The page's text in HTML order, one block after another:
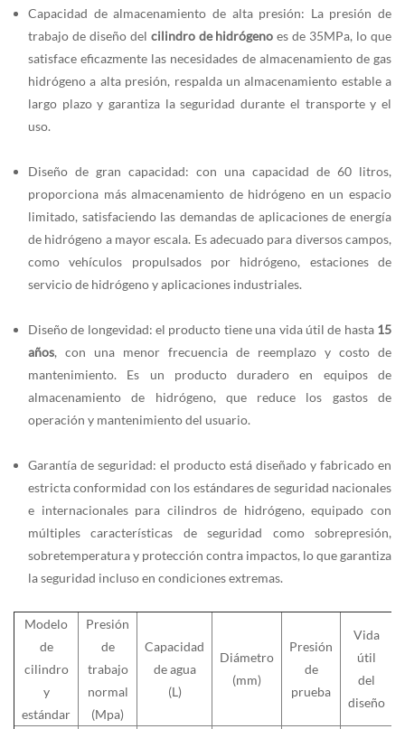
Capacidad de almacenamiento de alta presión: La presión de
trabajo de diseño del cilindro de hidrógeno es de 35MPa, lo que
satisface eficazmente las necesidades de almacenamiento de gas
hidrógeno a alta presión, respalda un almacenamiento estable a
largo plazo y garantiza la seguridad durante el transporte y el
uso.
Diseño de gran capacidad: con una capacidad de 60 litros,
proporciona más almacenamiento de hidrógeno en un espacio
limitado, satisfaciendo las demandas de aplicaciones de energía
de hidrógeno a mayor escala. Es adecuado para diversos campos,
como vehículos propulsados por hidrógeno, estaciones de
servicio de hidrógeno y aplicaciones industriales.
Diseño de longevidad: el producto tiene una vida útil de hasta 15
años, con una menor frecuencia de reemplazo y costo de
mantenimiento. Es un producto duradero en equipos de
almacenamiento de hidrógeno, que reduce los gastos de
operación y mantenimiento del usuario.
Garantía de seguridad: el producto está diseñado y fabricado en
estricta conformidad con los estándares de seguridad nacionales
e internacionales para cilindros de hidrógeno, equipado con
múltiples características de seguridad como sobrepresión,
sobretemperatura y protección contra impactos, lo que garantiza
la seguridad incluso en condiciones extremas.
Modelo
de
cilindro
y
estándar
Presión
de
trabajo
normal
(Mpa)
Capacidad
de agua
(L)
Diámetro
(mm)
Presión
de
prueba
Vida
útil
del
diseño